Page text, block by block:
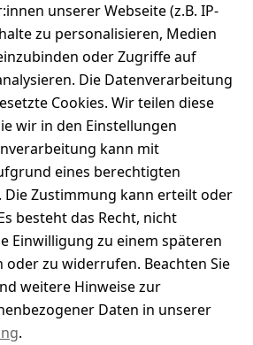
Bewertung
0
auf 0 Bewertung(en)
abgeben
( 0 )
( 0 )
( 0 )
( 0 )
( 0 )
eine Bewertung für diesen
unserer Webseite (z.B. IP-
zu personalisieren, Medien
oder Zugriffe auf
Die Datenverarbeitung
Cookies. Wir teilen diese
wir in den Einstellungen
kann mit
eines berechtigten
Zustimmung kann erteilt oder
besteht das Recht, nicht
Einwilligung zu einem späteren
zu widerrufen. Beachten Sie
weitere Hinweise zur
Daten in unserer
.